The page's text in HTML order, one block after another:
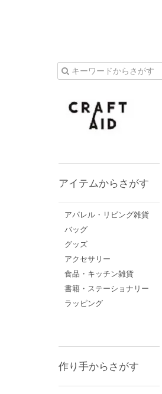
アイテムからさがす
アパレル・リビング雑貨
バッグ
グッズ
アクセサリー
食品・キッチン雑貨
書籍・ステーショナリー
ラッピング
作り手からさがす